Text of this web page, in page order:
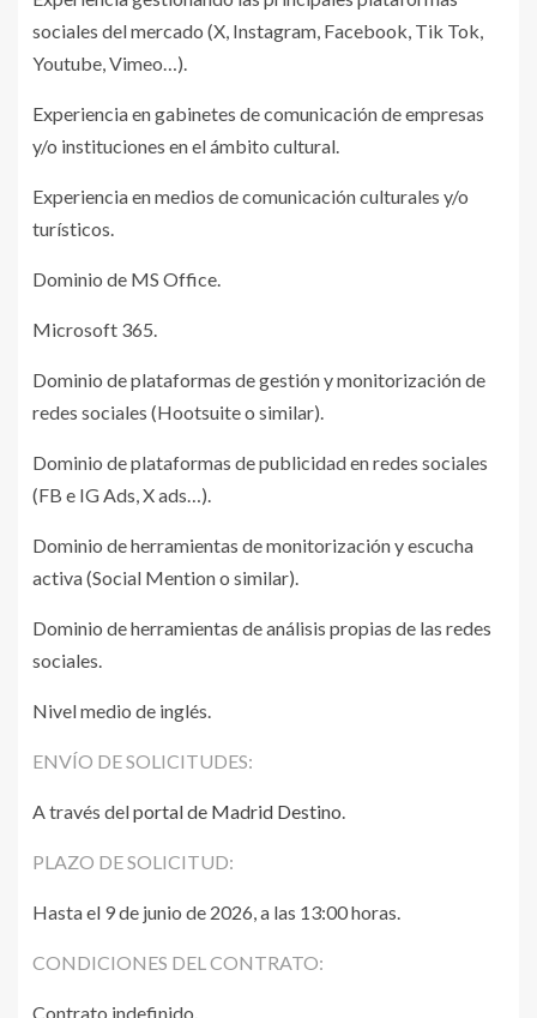
sociales del mercado (X, Instagram, Facebook, Tik Tok,
Youtube, Vimeo…).
Experiencia en gabinetes de comunicación de empresas
y/o instituciones en el ámbito cultural.
Experiencia en medios de comunicación culturales y/o
turísticos.
Dominio de MS Office.
Microsoft 365.
Dominio de plataformas de gestión y monitorización de
redes sociales (Hootsuite o similar).
Dominio de plataformas de publicidad en redes sociales
(FB e IG Ads, X ads…).
Dominio de herramientas de monitorización y escucha
activa (Social Mention o similar).
Dominio de herramientas de análisis propias de las redes
sociales.
Nivel medio de inglés.
ENVÍO DE SOLICITUDES:
A través delportal de Madrid Destino.
PLAZO DE SOLICITUD:
Hasta el 9 de junio de 2026, a las 13:00 horas.
CONDICIONES DEL CONTRATO:
Contrato indefinido.